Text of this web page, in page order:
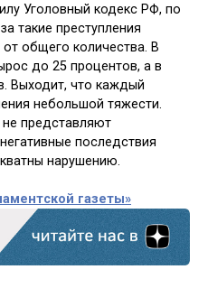
Уголовный кодекс РФ, по
такие преступления
общего количества. В
до 25 процентов, а в
Выходит, что каждый
небольшой тяжести.
не представляют
последствия
нарушению.
газеты»